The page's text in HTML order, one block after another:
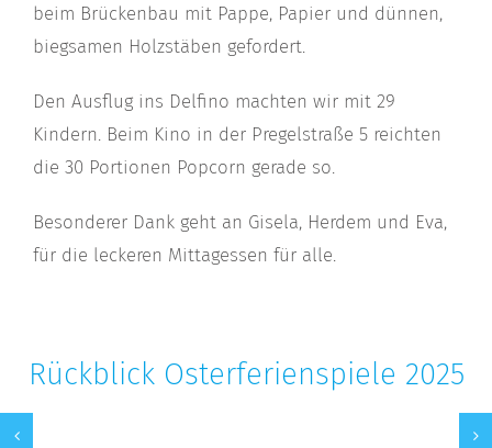
beim Brückenbau mit Pappe, Papier und dünnen,
biegsamen Holzstäben gefordert.
Den Ausflug ins Delfino machten wir mit 29
Kindern. Beim Kino in der Pregelstraße 5 reichten
die 30 Portionen Popcorn gerade so.
Besonderer Dank geht an Gisela, Herdem und Eva,
für die leckeren Mittagessen für alle.
Rückblick Osterferienspiele 2025